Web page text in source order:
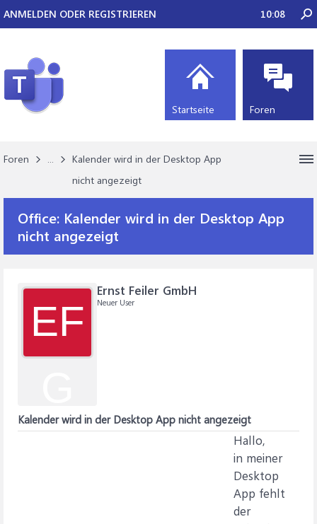
Foren ...
Kalender wird in der Desktop App
nicht angezeigt
Office: Kalender wird in der Desktop App
nicht angezeigt
EF
Ernst Feiler GmbH
Neuer User
Kalender wird in der Desktop App nicht angezeigt
Hallo,
in meiner
Desktop
App fehlt
der
ANMELDEN ODER REGISTRIEREN 10:08
Startseite Foren